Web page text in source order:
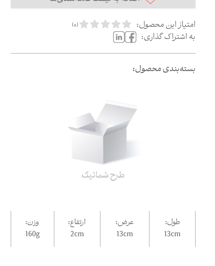
امتیاز این محصول:
(
0
)
به اشتراک گذاری:
بسته‌بندی محصول:
طول:
13cm
عرض:
13cm
ارتفاع:
2cm
وزن:
160g